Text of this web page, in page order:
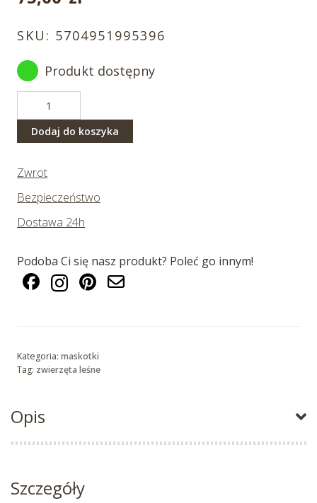
SKU: 5704951995396
Produkt dostępny
czarny
20
Dodaj do koszyka
Zwrot
Bezpieczeństwo
Dostawa 24h
Podoba Ci się nasz produkt? Poleć go innym!
Kategoria: maskotki
Tag: zwierzęta leśne
Opis
Szczegóły